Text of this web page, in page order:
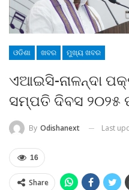
ଓଡିଶା ଖବର ମୁଖ୍ୟ ଖବର
ଏଆଇସି-ନାଳନ୍ଦା
ସମ୍ପତି ଦିବସ ୨୦୨୫
By Odishanext Last
16
Share